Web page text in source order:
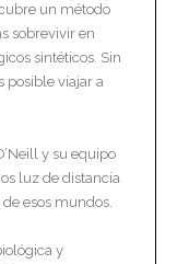
un método
sobrevivir en
sintéticos. Sin
posible viajar a
y su equipo
luz de distancia
esos mundos.
y